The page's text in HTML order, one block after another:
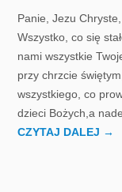
Panie, Jezu
Wszystko, co się
nami wszystkie
przy chrzcie
wszystkiego, co
dzieci Bożych,a
CZYTAJ DALEJ →